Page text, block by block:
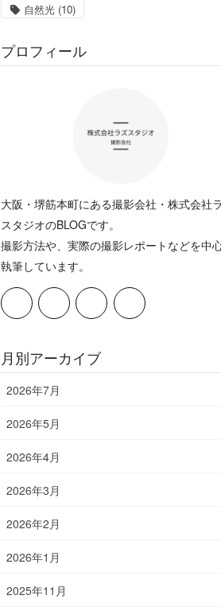
自然光 (10)
プロフィール
大阪・堺筋本町にある撮影会社・株式会社
スタジオのBLOGです。
撮影方法や、実際の撮影レポートなどを中
執筆しています。
月別アーカイブ
2026年7月
2026年5月
2026年4月
2026年3月
2026年2月
2026年1月
2025年11月